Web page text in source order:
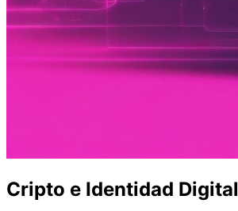
Cripto e Identidad Digital